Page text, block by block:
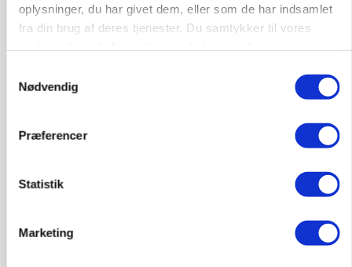
oplysninger, du har givet dem, eller som de har indsamlet
fra din brug af deres tjenester. Du samtykker til vores
Nødvendig
Præferencer
Statistik
Marketing
Rådgiver om DB-Tjek: Små justeringer kan give
store besparelser